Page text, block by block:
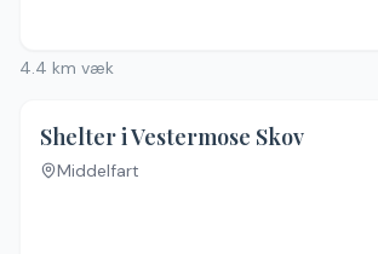
4.4 km væk
Shelter i Vestermose Skov
Middelfart